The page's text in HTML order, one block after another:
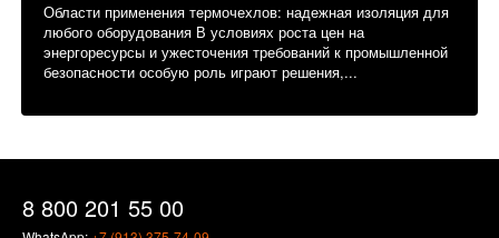
Области применения термочехлов: надежная изоляция для
любого оборудования В условиях роста цен на
энергоресурсы и ужесточения требований к промышленной
безопасности особую роль играют решения,...
8 800 201 55 00